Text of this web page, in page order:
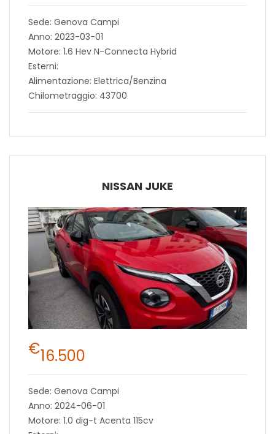
Sede: Genova Campi
Anno: 2023-03-01
Motore: 1.6 Hev N-Connecta Hybrid
Esterni:
Alimentazione: Elettrica/Benzina
Chilometraggio: 43700
NISSAN JUKE
€16.500
Sede: Genova Campi
Anno: 2024-06-01
Motore: 1.0 dig-t Acenta 115cv